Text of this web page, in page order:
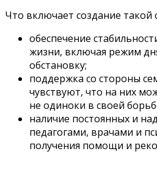
Что включает создание такой
обеспечение
жизни, включая режим
обстановку;
поддержка со стороны
чувствуют, что на них
не одиноки в своей
наличие постоянных и
педагогами, врачами и
получения помощи и